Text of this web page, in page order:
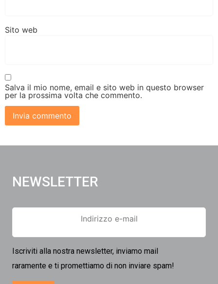
Sito web
Salva il mio nome, email e sito web in questo browser
per la prossima volta che commento.
NEWSLETTER
Iscriviti alla nostra newsletter, inviamo mail
raramente e ti promettiamo di non inviare spam!